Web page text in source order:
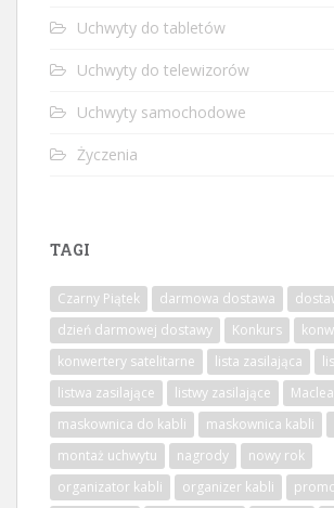
Uchwyty do tabletów
Uchwyty do telewizorów
Uchwyty samochodowe
Życzenia
TAGI
Czarny Piątek darmowa dostawa
dzień darmowej dostawy
Konkurs
konwertery satelitarne
lista zasilająca
listwa zasilające
listwy zasilające
maskownica do kabli
maskownica kabli
montaż uchwytu
nagrody
nowy rok
organizator kabli
organizer kabli